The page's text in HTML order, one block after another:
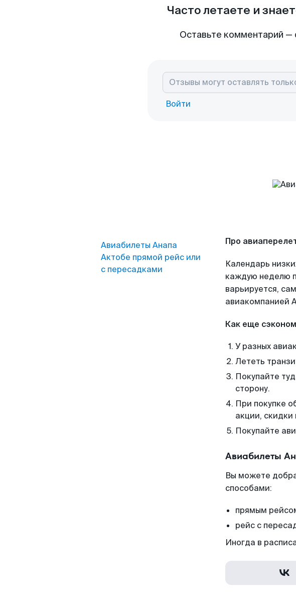
Часто летаете и
Оставьте комментарий —
Войти
Авиабилеты Анапа
Актобе прямой рейс или
с пересадками
Про
Календарь
каждую неделю
варьируется,
авиакомпанией
Как еще
У разных
Лететь
Покупайте
сторону.
При покупке
акции,
Покупайте
Авиабилеты
Вы можете
способами:
прямым
рейс с
Иногда в